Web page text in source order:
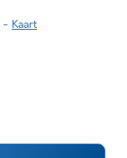
Kaart